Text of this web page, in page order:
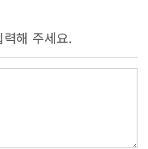
해 주세요.